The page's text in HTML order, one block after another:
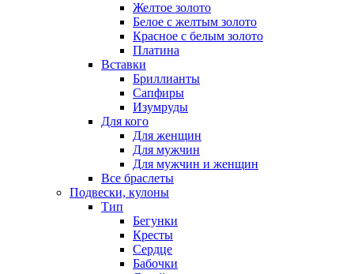
Желтое золото
Белое с желтым золото
Красное с белым золото
Платина
Вставки
Бриллианты
Сапфиры
Изумруды
Для кого
Для женщин
Для мужчин
Для мужчин и женщин
Все браслеты
Подвески, кулоны
Тип
Бегунки
Кресты
Сердце
Бабочки